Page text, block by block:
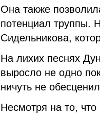
Она также
потенциал труппы.
Сидельникова,
На лихих песнях
выросло не одно
ничуть не
Несмотря на то,